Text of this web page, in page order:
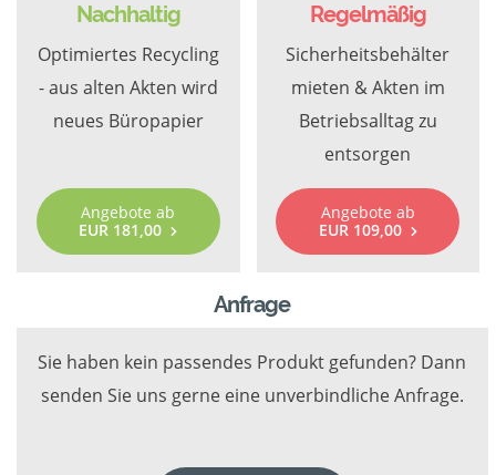
Nachhaltig
Optimiertes Recycling
- aus alten Akten wird
neues Büropapier
Angebote ab
EUR 181,00
Regelmäßig
Sicherheitsbehälter
mieten & Akten im
Betriebsalltag zu
entsorgen
Angebote ab
EUR 109,00
Anfrage
Sie haben kein passendes Produkt gefunden? Dann
senden Sie uns gerne eine unverbindliche Anfrage.